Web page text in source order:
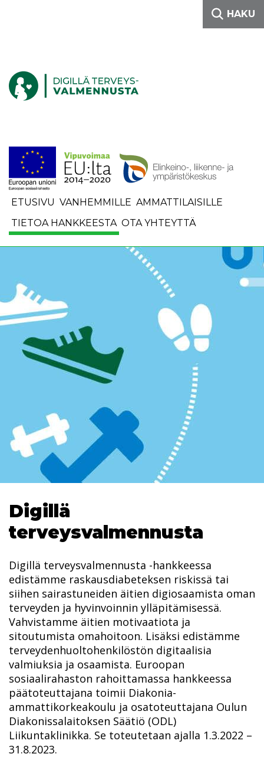
HAKU
ETUSIVU VANHEMMILLE AMMATTILAISILLE
TIETOA HANKKEESTA OTA YHTEYTTÄ
Digillä
terveysvalmennusta
Digillä terveysvalmennusta -hankkeessa
edistämme raskausdiabeteksen riskissä tai
siihen sairastuneiden äitien digiosaamista oman
terveyden ja hyvinvoinnin ylläpitämisessä.
Vahvistamme äitien motivaatiota ja
sitoutumista omahoitoon. Lisäksi edistämme
terveydenhuoltohenkilöstön digitaalisia
valmiuksia ja osaamista. Euroopan
sosiaalirahaston rahoittamassa hankkeessa
päätoteuttajana toimii Diakonia-
ammattikorkeakoulu ja osatoteuttajana Oulun
Diakonissalaitoksen Säätiö (ODL)
Liikuntaklinikka. Se toteutetaan ajalla 1.3.2022 –
31.8.2023.